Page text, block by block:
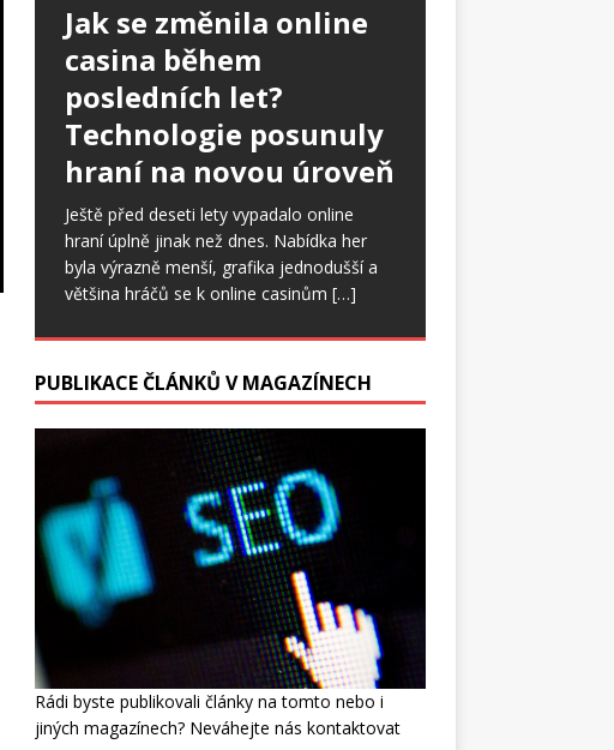
Jak se změnila online
casina během
posledních let?
Technologie posunuly
hraní na novou úroveň
Ještě před deseti lety vypadalo online
hraní úplně jinak než dnes. Nabídka her
byla výrazně menší, grafika jednodušší a
většina hráčů se k online casinům […]
PUBLIKACE ČLÁNKŮ V MAGAZÍNECH
Rádi byste publikovali články na tomto nebo i
jiných magazínech? Neváhejte nás kontaktovat